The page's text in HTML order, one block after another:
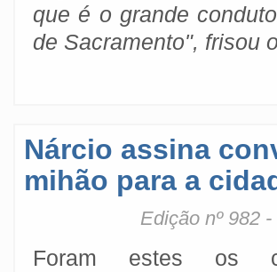
que é o grande
de Sacramento", frisou
Nárcio assina
mihão para a
Edição nº 982
Foram estes os